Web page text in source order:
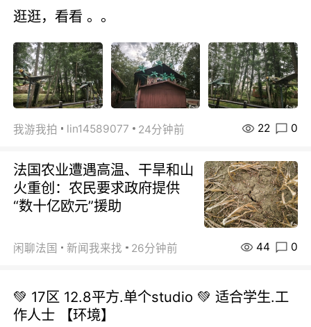
逛逛，看看 。。
我游我拍 lin14589077 24分钟前 22 0
法国农业遭遇高温、干旱和山
火重创：农民要求政府提供
“数十亿欧元”援助
闲聊法国 新闻我来找 26分钟前 44 0
💚 17区 12.8平方.单个studio 💚 适合学生.工
作人士 【环境】